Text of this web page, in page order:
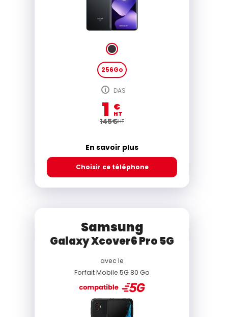
256Go
DAS
1 €
HT
145€HT
En savoir plus
Choisir ce téléphone
Samsung
Galaxy Xcover6 Pro 5G
avec le
Forfait Mobile 5G 80 Go